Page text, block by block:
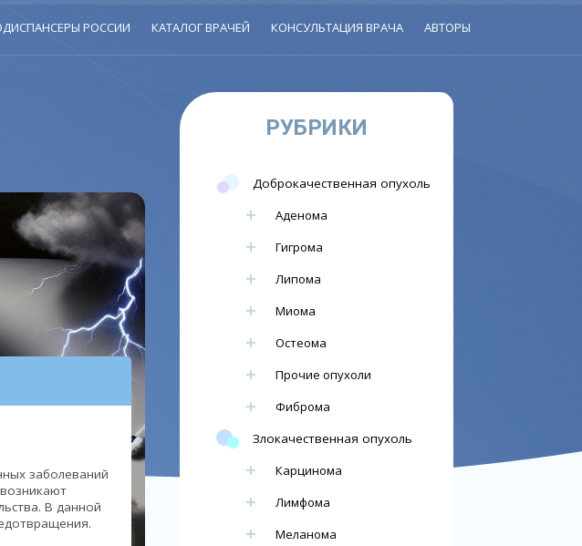
РОССИИ КАТАЛОГ ВРАЧЕЙ КОНСУЛЬТАЦИЯ ВРАЧА АВТОРЫ
заболеваний
В данной
РУБРИКИ
Доброкачественная опухоль
Аденома
Гигрома
Липома
Миома
Остеома
Прочие опухоли
Фиброма
Злокачественная опухоль
Карцинома
Лимфома
Меланома